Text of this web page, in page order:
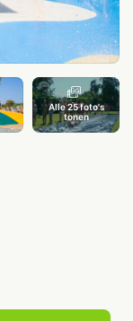
Alle 25 foto's
tonen